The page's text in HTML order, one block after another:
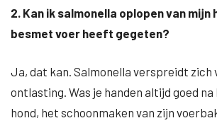
2. Kan ik salmonella oplopen van mijn
besmet voer heeft gegeten?
Ja, dat kan. Salmonella verspreidt zich
ontlasting. Was je handen altijd goed na
hond, het schoonmaken van zijn